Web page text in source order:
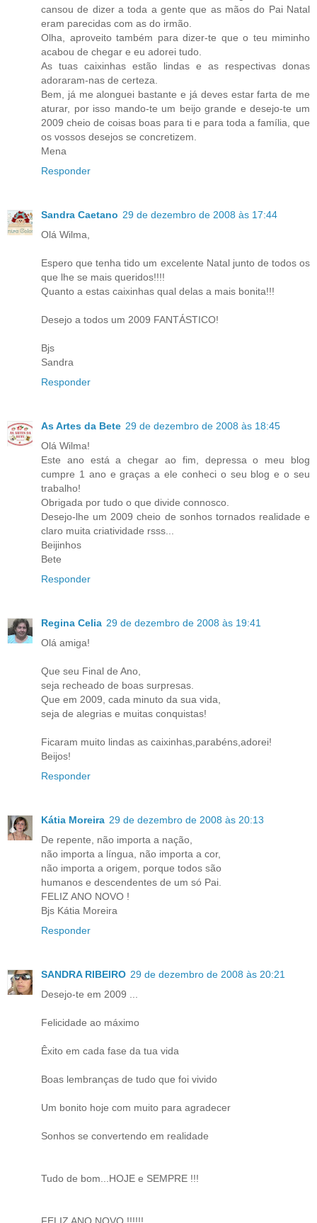
cansou de dizer a toda a gente que as mãos do Pai Natal
eram parecidas com as do irmão.
Olha, aproveito também para dizer-te que o teu miminho
acabou de chegar e eu adorei tudo.
As tuas caixinhas estão lindas e as respectivas donas
adoraram-nas de certeza.
Bem, já me alonguei bastante e já deves estar farta de me
aturar, por isso mando-te um beijo grande e desejo-te um
2009 cheio de coisas boas para ti e para toda a família, que
os vossos desejos se concretizem.
Mena
Responder
Sandra Caetano 29 de dezembro de 2008 às 17:44
Olá Wilma,
Espero que tenha tido um excelente Natal junto de todos os
que lhe se mais queridos!!!!
Quanto a estas caixinhas qual delas a mais bonita!!!
Desejo a todos um 2009 FANTÁSTICO!
Bjs
Sandra
Responder
As Artes da Bete 29 de dezembro de 2008 às 18:45
Olá Wilma!
Este ano está a chegar ao fim, depressa o meu blog
cumpre 1 ano e graças a ele conheci o seu blog e o seu
trabalho!
Obrigada por tudo o que divide connosco.
Desejo-lhe um 2009 cheio de sonhos tornados realidade e
claro muita criatividade rsss...
Beijinhos
Bete
Responder
Regina Celia 29 de dezembro de 2008 às 19:41
Olá amiga!
Que seu Final de Ano,
seja recheado de boas surpresas.
Que em 2009, cada minuto da sua vida,
seja de alegrias e muitas conquistas!
Ficaram muito lindas as caixinhas,parabéns,adorei!
Beijos!
Responder
Kátia Moreira 29 de dezembro de 2008 às 20:13
De repente, não importa a nação,
não importa a língua, não importa a cor,
não importa a origem, porque todos são
humanos e descendentes de um só Pai.
FELIZ ANO NOVO !
Bjs Kátia Moreira
Responder
SANDRA RIBEIRO 29 de dezembro de 2008 às 20:21
Desejo-te em 2009 ...
Felicidade ao máximo
Êxito em cada fase da tua vida
Boas lembranças de tudo que foi vivido
Um bonito hoje com muito para agradecer
Sonhos se convertendo em realidade
Tudo de bom...HOJE e SEMPRE !!!